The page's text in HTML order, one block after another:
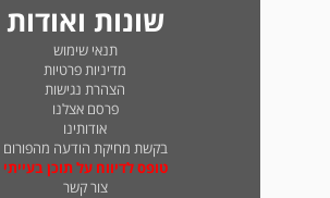
שונות ואודות
תנאי שימוש
מדיניות פרטיות
הצהרת נגישות
פרסם אצלנו
אודותינו
בקשת מחיקת הודעה מהפורום
טופס לדיווח על תוכן בעייתי
צור קשר